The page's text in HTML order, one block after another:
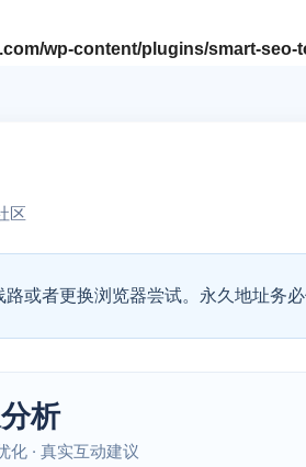
wp-content/plugins/smart-